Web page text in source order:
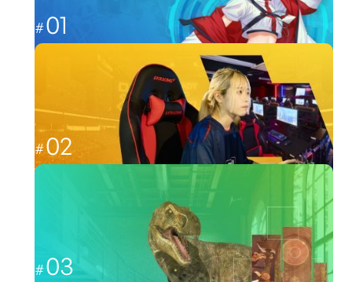
01
これからのゲーム業界を担う人材へ
02
福岡から世界最強を目指す
03